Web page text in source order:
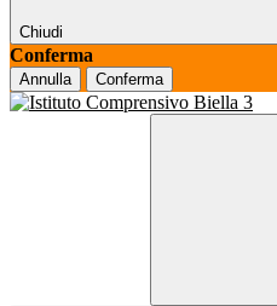
Chiudi
Conferma
Annulla Conferma